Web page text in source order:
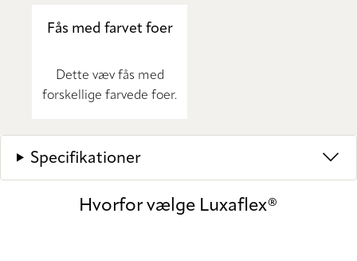
Fås med farvet foer
Dette væv fås med
forskellige farvede foer.
Specifikationer
Hvorfor vælge Luxaflex®